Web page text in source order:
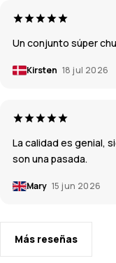
Un conjunto súper
Kirsten 18 jul 2026
La calidad es genial,
son una pasada.
Mary 15 jun 2026
Más reseñas